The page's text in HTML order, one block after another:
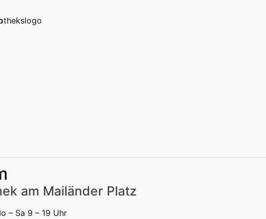
Platz
| Freizeit
| Freizeit Kinder | Freizeit Kitas | Schulen
am Mailänder Platz
– Sa 9 – 19 Uhr